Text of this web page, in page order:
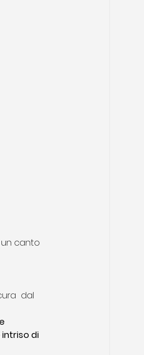
un canto
dal
di